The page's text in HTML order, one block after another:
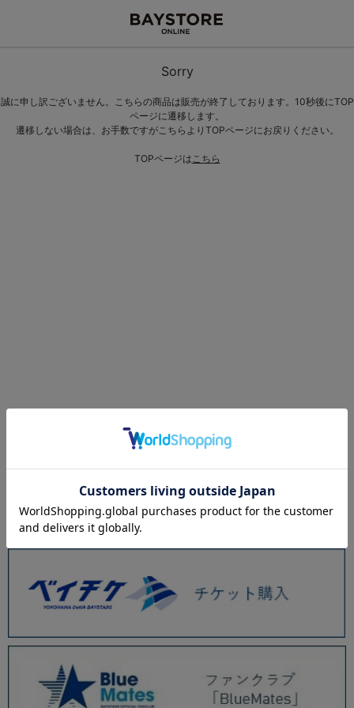
Sorry
誠に申し訳ございません。こちらの商品は販売が終了しております。10秒後にTOP
ページに遷移します。
遷移しない場合は、お手数ですがこちらよりTOPページにお戻りください。
TOPページはこちら